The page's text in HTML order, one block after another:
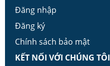
Đăng nhập
Đăng ký
Chính sách bảo mật
KẾT NỐI VỚI CHÚNG TÔI